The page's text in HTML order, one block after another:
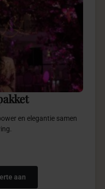
en elegantie samen
aan